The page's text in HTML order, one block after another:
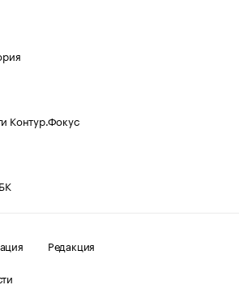
Контур.Фокус
Редакция